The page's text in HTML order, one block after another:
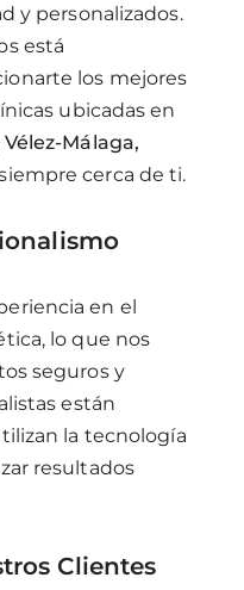
y personalizados.
está
los mejores
ubicadas en
Málaga,
cerca de ti.
en el
lo que nos
seguros y
están
la tecnología
resultados
Clientes